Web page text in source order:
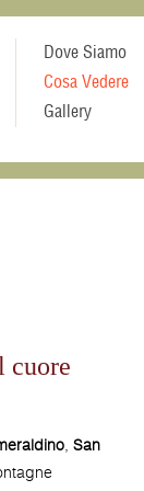
Dove Siamo
Cosa Vedere
Gallery
cuore
, San